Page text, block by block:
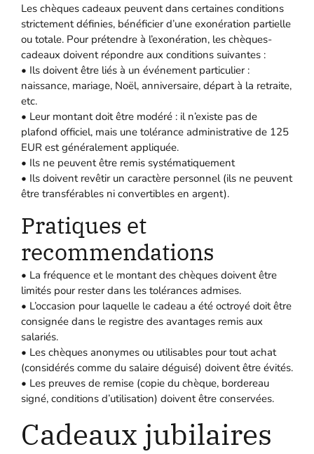
Les chèques cadeaux peuvent dans certaines conditions
strictement définies, bénéficier d’une exonération partielle
ou totale. Pour prétendre à l’exonération, les chèques-
cadeaux doivent répondre aux conditions suivantes :
• Ils doivent être liés à un événement particulier :
naissance, mariage, Noël, anniversaire, départ à la retraite,
etc.
• Leur montant doit être modéré : il n’existe pas de
plafond officiel, mais une tolérance administrative de 125
EUR est généralement appliquée.
• Ils ne peuvent être remis systématiquement
• Ils doivent revêtir un caractère personnel (ils ne peuvent
être transférables ni convertibles en argent).
Pratiques et
recommendations
• La fréquence et le montant des chèques doivent être
limités pour rester dans les tolérances admises.
• L’occasion pour laquelle le cadeau a été octroyé doit être
consignée dans le registre des avantages remis aux
salariés.
• Les chèques anonymes ou utilisables pour tout achat
(considérés comme du salaire déguisé) doivent être évités.
• Les preuves de remise (copie du chèque, bordereau
signé, conditions d’utilisation) doivent être conservées.
Cadeaux jubilaires